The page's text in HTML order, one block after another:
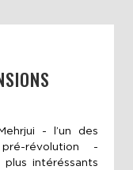
- l’un des
révolution -
intéréssants